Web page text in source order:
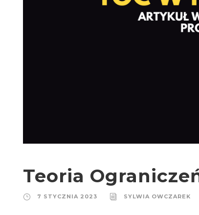
Teoria
7 STYCZNIA 2023 SYLWIA OWCZAREK